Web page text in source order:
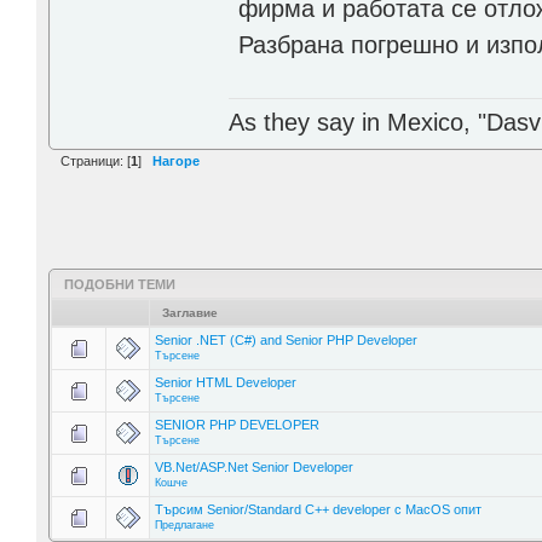
фирма и работата се
Разбрана погрешно и
As they say in Mexico,
Страници: [1] Нагоре
ПОДОБНИ ТЕМИ
Заглавие
Senior .NET (C#) and Senior PHP Developer
Търсене
Senior HTML Developer
Търсене
SENIOR PHP DEVELOPER
Търсене
VB.Net/ASP.Net Senior Developer
Кошче
Търсим Senior/Standard C++ developer c MacOS опит
Предлагане